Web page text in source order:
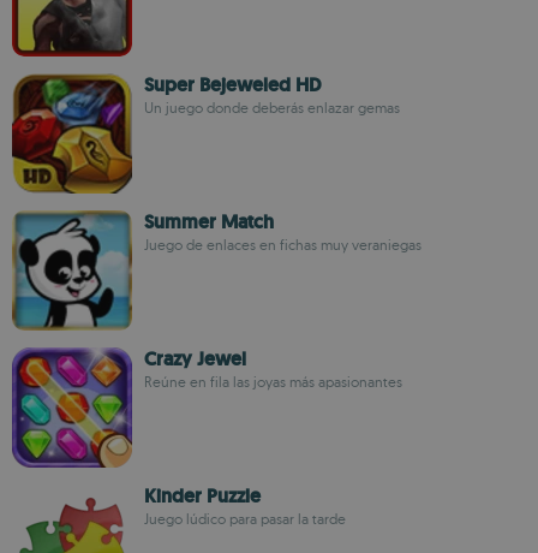
Super Bejeweled HD
Un juego donde deberás enlazar gemas
Summer Match
Juego de enlaces en fichas muy veraniegas
Crazy Jewel
Reúne en fila las joyas más apasionantes
Kinder Puzzle
Juego lúdico para pasar la tarde